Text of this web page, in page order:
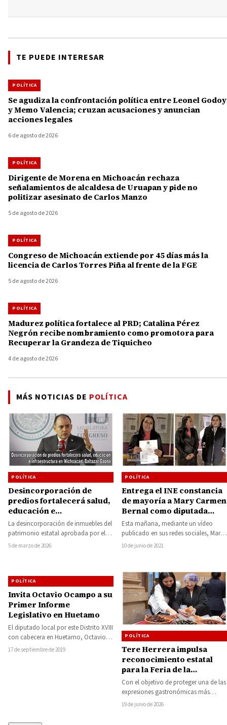
TE PUEDE INTERESAR
POLÍTICA
Se agudiza la confrontación política entre Leonel Godoy
y Memo Valencia; cruzan acusaciones y anuncian
acciones legales
6 de agosto de 2026
POLÍTICA
Dirigente de Morena en Michoacán rechaza
señalamientos de alcaldesa de Uruapan y pide no
politizar asesinato de Carlos Manzo
5 de agosto de 2026
POLÍTICA
Congreso de Michoacán extiende por 45 días más la
licencia de Carlos Torres Piña al frente de la FGE
5 de agosto de 2026
POLÍTICA
Madurez política fortalece al PRD; Catalina Pérez
Negrón recibe nombramiento como promotora para
Recuperar la Grandeza de Tiquicheo
4 de agosto de 2026
MÁS NOTICIAS DE POLÍTICA
POLÍTICA
Desincorporación de
predios fortalecerá salud,
educación e
infraestructura en
Michoacán: Baltazar
Gaona
La desincorporación de inmuebles del
patrimonio estatal aprobada por el
Congreso del Estado permitirá dar un
5 de marzo de 2026
POLÍTICA
Entrega el INE constancia
de mayoría a Mary Carmen
Bernal como diputada
federal electa por el
distrito 03
Esta mañana, mediante un vídeo
publicado en sus redes sociales, Mary
Carmen Bernal Martínez, anunció que
10 de junio de 2021
POLÍTICA
Invita Octavio Ocampo a su
Primer Informe
Legislativo en Huetamo
El diputado local por este Distrito XVIII
con cabecera en Huetamo, Octavio
Ocampo Córdova, invita a su
17 de septiembre de 2019
POLÍTICA
Tere Herrera impulsa
reconocimiento estatal
para la Feria de la
Conserva de Ciudad
Hidalgo
Con el objetivo de proteger una de las
expresiones gastronómicas más
representativas de Michoacán, la
19 de junio de 2026